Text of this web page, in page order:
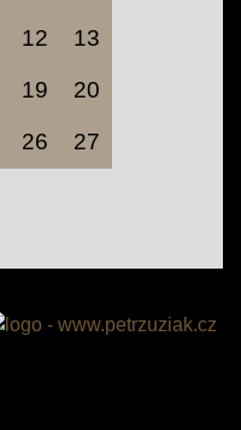
12 13
19 20
26 27